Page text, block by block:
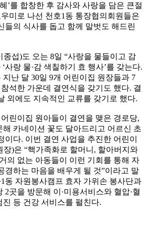
’를 합창한 후 감사와 사랑을 담은 큰절
미로 나선 천호1동 통장협의회원들은
들의 식사를 돕고 함께 말벗도 해드린
종섭)도 오는 8일 “사랑을 물들이고 감
사랑 물·감 색칠하기 효 행사’를 갖는다.
난 달 30일 9개 어린이집 원장들과 7
석한 가운데 결연식을 갖기도 했다. 결
외에도 지속적인 교류를 갖기로 했다.
린이집 원아들이 결연을 맺은 경로당,
카네이션 꽃도 달아드리고 어르신 초
이다. 이번 결연 사업을 추진한 어린이
장)은 “핵가족화로 할머니, 할아버지와
의 없는 아동들이 이런 기회를 통해 자
경하는 마음을 배우게 될 것”이라고 말
동 자원봉사캠프 효자 가위손 봉사단과
2곳을 방문해 이·미용서비스와 혈압·혈
진 등 건강 서비스를 펼친다.